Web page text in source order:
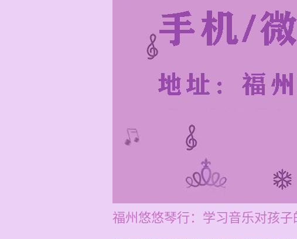
福州悠悠琴行：学习音乐对孩子